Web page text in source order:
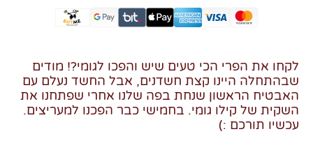
לקחו את הפרי הכי טעים שיש והפכו לגומי?! מודים
שבהתחלה היינו קצת חשדנים, אבל החשד נעלם עם
האבטיח הראשון שנחת בפה שלנו אחרי שפתחנו את
השקית של קילו גומי. בחמישי כבר הפכנו למעריצים.
עכשיו תורכם :)